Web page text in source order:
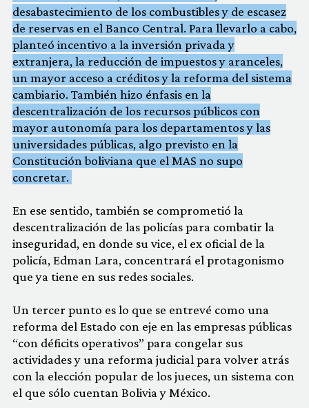
desabastecimiento de los combustibles y de escasez
de reservas en el Banco Central. Para llevarlo a cabo,
planteó incentivo a la inversión privada y
extranjera, la reducción de impuestos y aranceles,
un mayor acceso a créditos y la reforma del sistema
cambiario. También hizo énfasis en la
descentralización de los recursos públicos con
mayor autonomía para los departamentos y las
universidades públicas, algo previsto en la
Constitución boliviana que el MAS no supo
concretar.
En ese sentido, también se comprometió la
descentralización de las policías para combatir la
inseguridad, en donde su vice, el ex oficial de la
policía, Edman Lara, concentrará el protagonismo
que ya tiene en sus redes sociales.
Un tercer punto es lo que se entrevé como una
reforma del Estado con eje en las empresas públicas
“con déficits operativos” para congelar sus
actividades y una reforma judicial para volver atrás
con la elección popular de los jueces, un sistema con
el que sólo cuentan Bolivia y México.